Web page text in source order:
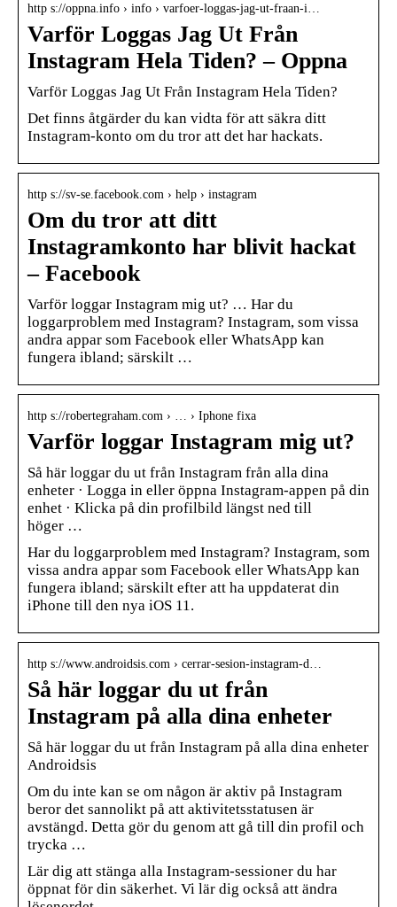
http s://oppna.info › info › varfoer-loggas-jag-ut-fraan-i…
Varför Loggas Jag Ut Från
Instagram Hela Tiden? – Oppna
Varför Loggas Jag Ut Från Instagram Hela Tiden?
Det finns åtgärder du kan vidta för att säkra ditt
Instagram-konto om du tror att det har hackats.
http s://sv-se.facebook.com › help › instagram
Om du tror att ditt
Instagramkonto har blivit hackat
– Facebook
Varför loggar Instagram mig ut? … Har du
loggarproblem med Instagram? Instagram, som vissa
andra appar som Facebook eller WhatsApp kan
fungera ibland; särskilt …
http s://robertegraham.com › … › Iphone fixa
Varför loggar Instagram mig ut?
Så här loggar du ut från Instagram från alla dina
enheter · Logga in eller öppna Instagram-appen på din
enhet · Klicka på din profilbild längst ned till
höger …
Har du loggarproblem med Instagram? Instagram, som
vissa andra appar som Facebook eller WhatsApp kan
fungera ibland; särskilt efter att ha uppdaterat din
iPhone till den nya iOS 11.
http s://www.androidsis.com › cerrar-sesion-instagram-d…
Så här loggar du ut från
Instagram på alla dina enheter
Så här loggar du ut från Instagram på alla dina enheter
Androidsis
Om du inte kan se om någon är aktiv på Instagram
beror det sannolikt på att aktivitetsstatusen är
avstängd. Detta gör du genom att gå till din profil och
trycka …
Lär dig att stänga alla Instagram-sessioner du har
öppnat för din säkerhet. Vi lär dig också att ändra